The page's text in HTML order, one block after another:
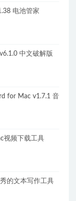
电池管家
中文破解版
for Mac v1.7.1 音
视频下载工具
优秀的文本写作工具